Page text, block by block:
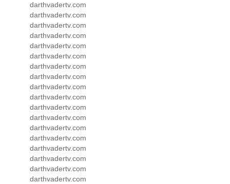
darthvadertv.com
darthvadertv.com
darthvadertv.com
darthvadertv.com
darthvadertv.com
darthvadertv.com
darthvadertv.com
darthvadertv.com
darthvadertv.com
darthvadertv.com
darthvadertv.com
darthvadertv.com
darthvadertv.com
darthvadertv.com
darthvadertv.com
darthvadertv.com
darthvadertv.com
darthvadertv.com